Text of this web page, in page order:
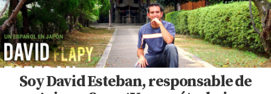
Soy David Esteban, responsable de